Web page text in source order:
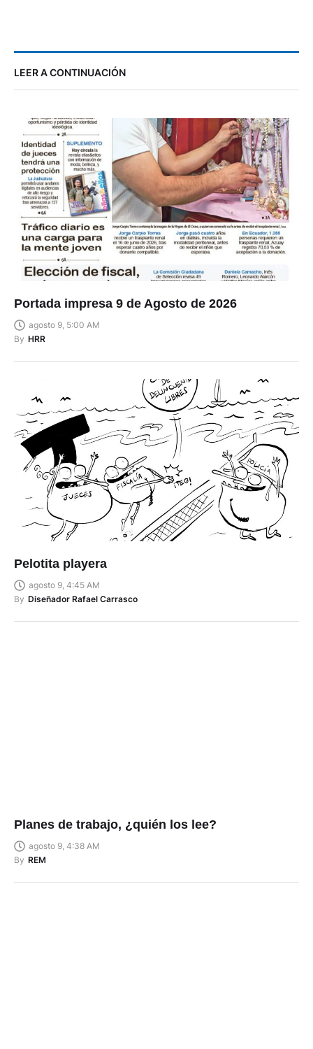
LEER A CONTINUACIÓN
Portada impresa 9 de Agosto de 2026
agosto 9, 5:00 AM
By HRR
Pelotita playera
agosto 9, 4:45 AM
By Diseñador Rafael Carrasco
Planes de trabajo, ¿quién los lee?
agosto 9, 4:38 AM
By REM